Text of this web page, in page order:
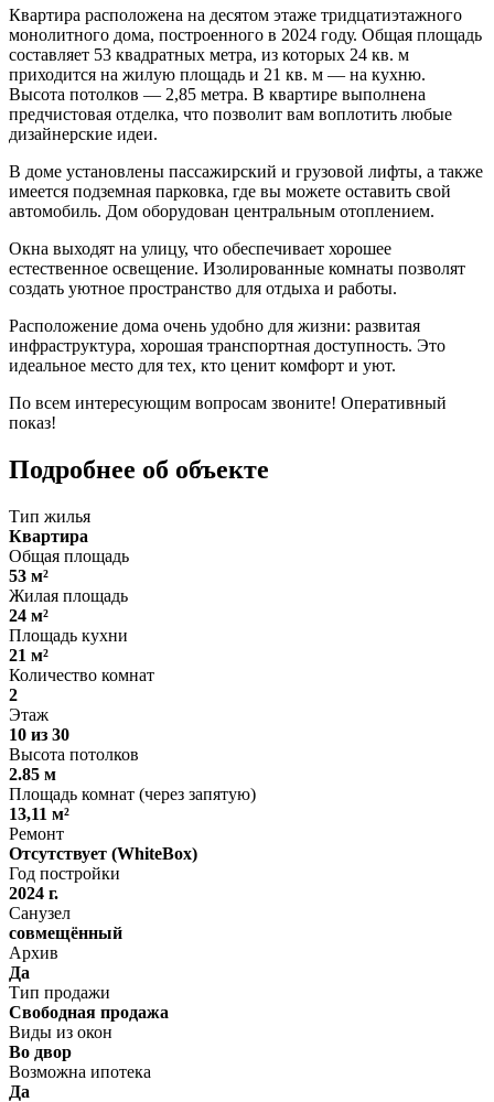
Квартира расположена на десятом этаже тридцатиэтажного
монолитного дома, построенного в 2024 году. Общая площадь
составляет 53 квадратных метра, из которых 24 кв. м
приходится на жилую площадь и 21 кв. м — на кухню.
Высота потолков — 2,85 метра. В квартире выполнена
предчистовая отделка, что позволит вам воплотить любые
дизайнерские идеи.
В доме установлены пассажирский и грузовой лифты, а также
имеется подземная парковка, где вы можете оставить свой
автомобиль. Дом оборудован центральным отоплением.
Окна выходят на улицу, что обеспечивает хорошее
естественное освещение. Изолированные комнаты позволят
создать уютное пространство для отдыха и работы.
Расположение дома очень удобно для жизни: развитая
инфраструктура, хорошая транспортная доступность. Это
идеальное место для тех, кто ценит комфорт и уют.
По всем интересующим вопросам звоните! Оперативный
показ!
Подробнее об объекте
Тип жилья
Квартира
Общая площадь
53 м²
Жилая площадь
24 м²
Площадь кухни
21 м²
Количество комнат
2
Этаж
10 из 30
Высота потолков
2.85 м
Площадь комнат (через запятую)
13,11 м²
Ремонт
Отсутствует (WhiteBox)
Год постройки
2024 г.
Санузел
совмещённый
Архив
Да
Тип продажи
Свободная продажа
Виды из окон
Во двор
Возможна ипотека
Да